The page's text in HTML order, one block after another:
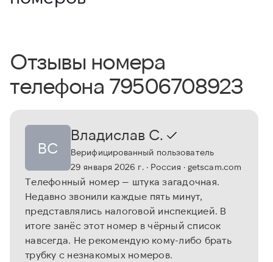
Отзывы номера
телефона 79506708923
ВС
Владислав С.
Верифицированный пользователь
29 января 2026 г.· Россия · getscam.com
Телефонный номер — штука загадочная.
Недавно звонили каждые пять минут,
представлялись налоговой инспекцией. В
итоге занёс этот номер в чёрный список
навсегда. Не рекомендую кому-либо брать
трубку с незнакомых номеров.